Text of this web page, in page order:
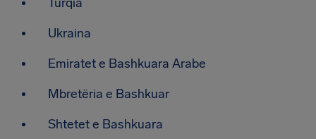
Ukraina
Emiratet e Bashkuara Arabe
Mbretëria e Bashkuar
Shtetet e Bashkuara